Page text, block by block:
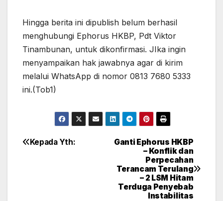
Hingga berita ini dipublish belum berhasil
menghubungi Ephorus HKBP, Pdt Viktor
Tinambunan, untuk dikonfirmasi. JIka ingin
menyampaikan hak jawabnya agar di kirim
melalui WhatsApp di nomor 0813 7680 5333
ini.(Tob1)
Post
Ganti Ephorus HKBP
– Konflik dan
Perpecahan
Terancam Terulang
– 2 LSM Hitam
Terduga Penyebab
Instabilitas
Kepada Yth: